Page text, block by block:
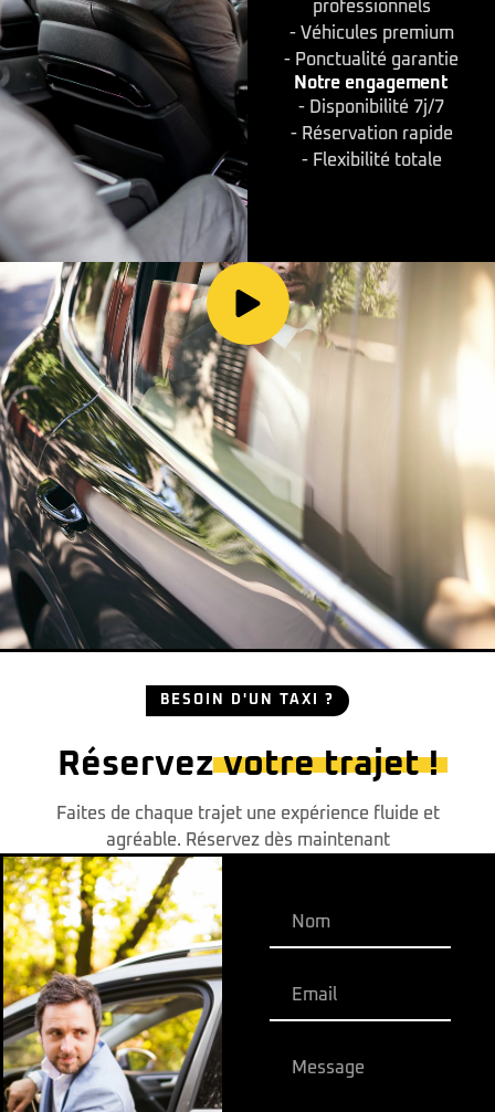
professionnels
- Véhicules premium
- Ponctualité garantie
Notre engagement
- Disponibilité 7j/7
- Réservation rapide
- Flexibilité totale
BESOIN D'UN TAXI ?
Réservez votre trajet !
Faites de chaque trajet une expérience fluide et
agréable. Réservez dès maintenant